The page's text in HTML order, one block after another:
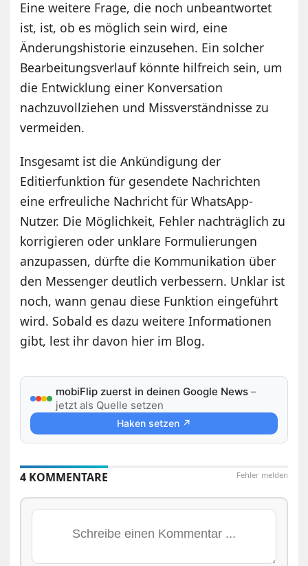
Eine weitere Frage, die noch unbeantwortet
ist, ist, ob es möglich sein wird, eine
Änderungshistorie einzusehen. Ein solcher
Bearbeitungsverlauf könnte hilfreich sein, um
die Entwicklung einer Konversation
nachzuvollziehen und Missverständnisse zu
vermeiden.
Insgesamt ist die Ankündigung der
Editierfunktion für gesendete Nachrichten
eine erfreuliche Nachricht für WhatsApp-
Nutzer. Die Möglichkeit, Fehler nachträglich zu
korrigieren oder unklare Formulierungen
anzupassen, dürfte die Kommunikation über
den Messenger deutlich verbessern. Unklar ist
noch, wann genau diese Funktion eingeführt
wird. Sobald es dazu weitere Informationen
gibt, lest ihr davon hier im Blog.
mobiFlip zuerst in deinen Google News –
jetzt als Quelle setzen
Haken setzen ↗
Fehler melden
4 KOMMENTARE